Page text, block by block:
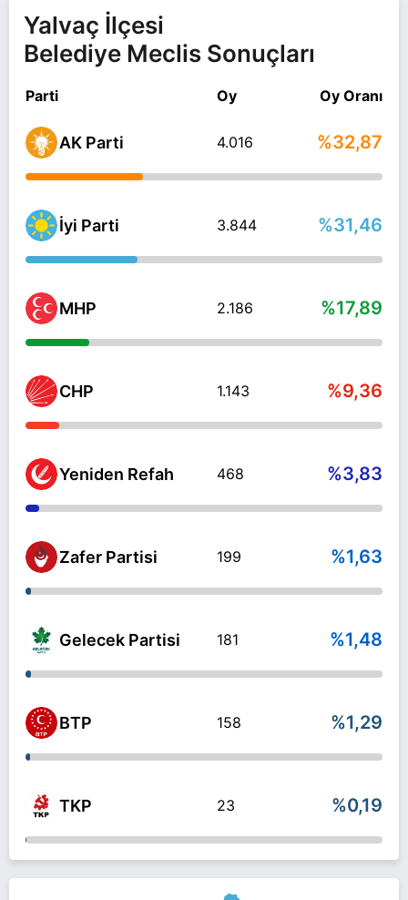
Yalvaç İlçesi
Belediye Meclis Sonuçları
Parti Oy Oy Oranı
AK Parti 4.016 %32,87
İyi Parti 3.844 %31,46
MHP 2.186 %17,89
CHP 1.143 %9,36
Yeniden Refah 468 %3,83
Zafer Partisi 199 %1,63
Gelecek Partisi 181 %1,48
BTP 158 %1,29
TKP 23 %0,19